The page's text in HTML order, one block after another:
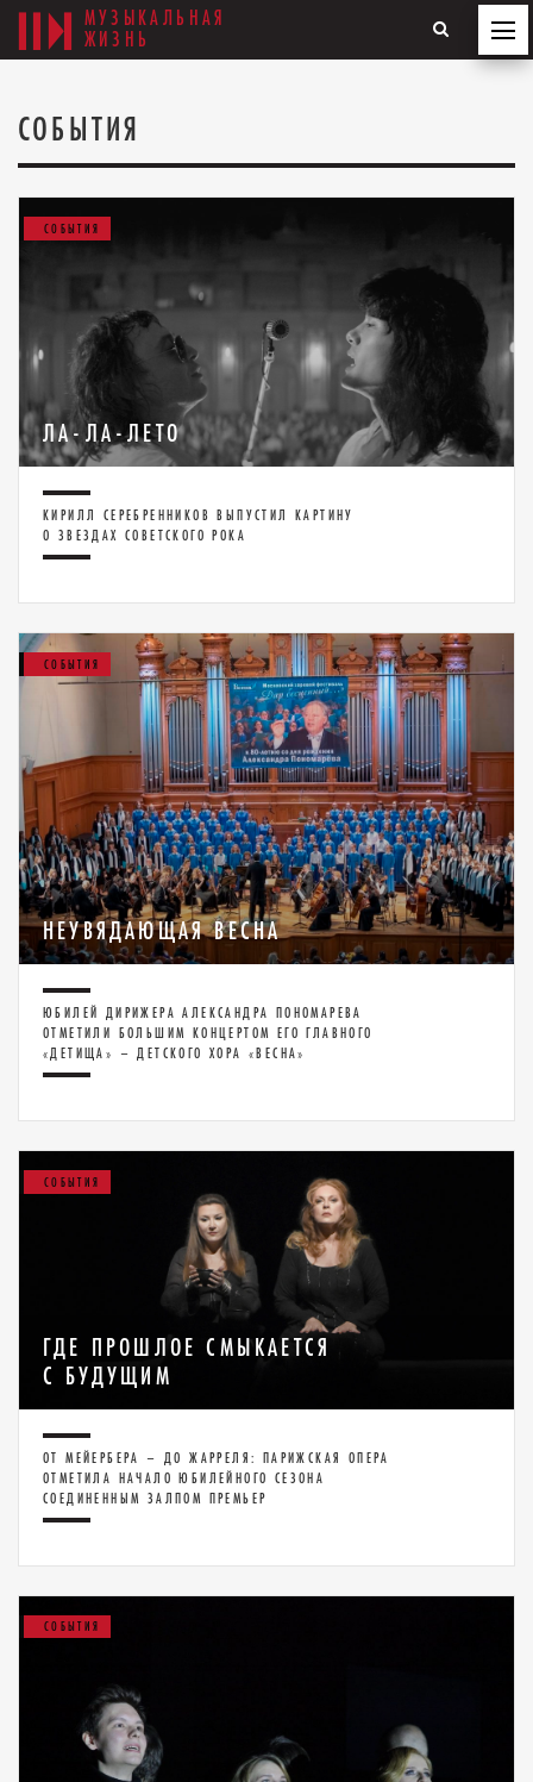
МУЗЫКАЛЬНАЯ
ЖИЗНЬ
СОБЫТИЯ
СОБЫТИЯ
ЛА-ЛА-ЛЕТО
КИРИЛЛ СЕРЕБРЕННИКОВ ВЫПУСТИЛ КАРТИНУ
О ЗВЕЗДАХ СОВЕТСКОГО РОКА
СОБЫТИЯ
НЕУВЯДАЮЩАЯ ВЕСНА
ЮБИЛЕЙ ДИРИЖЕРА АЛЕКСАНДРА ПОНОМАРЕВА
ОТМЕТИЛИ БОЛЬШИМ КОНЦЕРТОМ ЕГО ГЛАВНОГО
«ДЕТИЩА» – ДЕТСКОГО ХОРА «ВЕСНА»
СОБЫТИЯ
ГДЕ ПРОШЛОЕ СМЫКАЕТСЯ
С БУДУЩИМ
ОТ МЕЙЕРБЕРА – ДО ЖАРРЕЛЯ: ПАРИЖСКАЯ ОПЕРА
ОТМЕТИЛА НАЧАЛО ЮБИЛЕЙНОГО СЕЗОНА
СОЕДИНЕННЫМ ЗАЛПОМ ПРЕМЬЕР
СОБЫТИЯ